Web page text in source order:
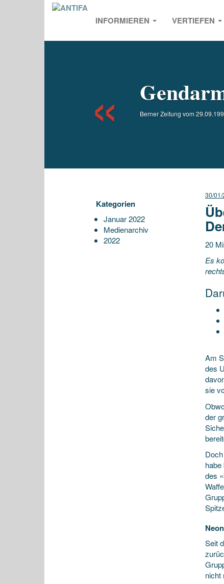
INFORMIEREN VERTIEFEN
Berner Zeitung vom
Kategorien
Januar 2022
Medienarchiv
2022
30/01/
20
Es
Am
des
sie
der
des
Seit
nicht